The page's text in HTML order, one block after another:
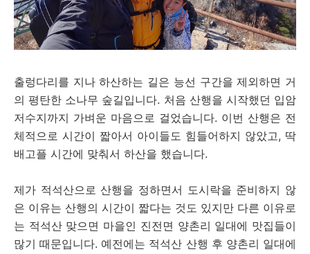
출렁다리를 지나 하산하는 길은 능선 구간을 제외하면 거
의 평탄한 소나무 숲길입니다. 처음 산행을 시작했던 입암
저수지까지 가벼운 마음으로 걸었습니다. 이번 산행은 전
체적으로 시간이 짧아서 아이들도 힘들어하지 않았고, 딱
배고플 시간에 맞춰서 하산을 했습니다.
제가 적석산으로 산행을 정하면서 도시락을 준비하지 않
은 이유는 산행의 시간이 짧다는 것도 있지만 다른 이유로
는 적석산 맞으면 마을인 진전면 양촌리 일대에 맛집들이
많기 때문입니다. 예전에는 적석산 산행 후 양촌리 일대에